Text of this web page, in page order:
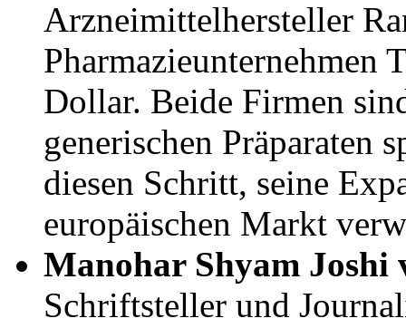
Arzneimittelhersteller
Dollar. Beide Firmen
generischen Präparaten
diesen Schritt, seine
europäischen Markt
Manohar Shyam
Schriftsteller und